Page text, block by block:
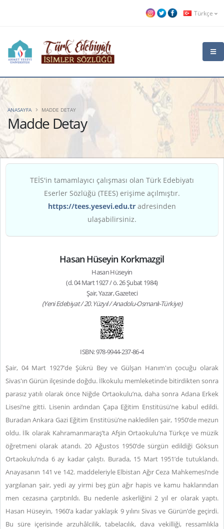
Türkçe
Madde Detay
ANASAYFA MADDE DETAY
TEİS'in tamamlayıcı çalışması olan Türk Edebiyatı
Eserler Sözlüğü (TEES) erişime açılmıştır.
https://tees.yesevi.edu.tr adresinden
ulaşabilirsiniz.
Hasan Hüseyin Korkmazgil
Hasan Hüseyin
(d. 04 Mart 1927 / ö. 26 Şubat 1984)
Şair, Yazar, Gazeteci
(Yeni Edebiyat / 20. Yüzyıl / Anadolu-Osmanlı-Türkiye)
ISBN: 978-9944-237-86-4
Şair, 04 Mart 1927’de Şükrü Bey ve Gülşan Hanım'ın çocuğu olarak
Sivas'ın Gürün ilçesinde doğdu. İlkokulu memleketinde bitirdikten sonra
parasız yatılı olarak önce Niğde Ortaokulu’na, daha sonra Adana Erkek
Lisesi’ne gitti. Lisenin ardından Çapa Eğitim Enstitüsü’ne kabul edildi.
Buradan Ankara Gazi Eğitim Enstitüsü’ne nakledilen şair, 1950’de mezun
oldu. İlk olarak Kahramanmaraş’ta Afşin Ortaokulu’na Türkçe ve müzik
öğretmeni olarak atandı. 20 Ağustos 1950’de sürgün edildiği Göksun
Ortaokulu’nda 6 ay kadar çalıştı. Burada, 15 Mart 1951’de tutuklandı.
Anayasanın 141 ve 142. maddeleriyle Elbistan Ağır Ceza Mahkemesi’nde
yargılanan şair, yedi ay yirmi beş gün ağır hapis ve kamu haklarından
men cezasına çarptırıldı. Bu nedenle askerliğini 2 yıl er olarak yaptı.
Hasan Hüseyin, 1960’a kadar yaklaşık 9 yılını Sivas ve Gürün’de geçirdi.
Bu süre içerisinde arzuhâlcilik, tabelacılık, dava vekilliği, ressamlıkla